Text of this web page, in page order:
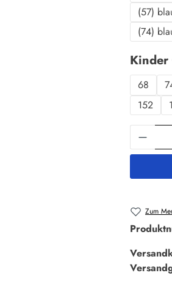
(57)
(74)
Kinder
68
152
Zum